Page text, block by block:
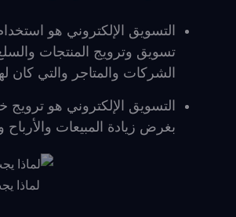
التسويق الإلكتروني هو
تسويق وترويج المنتجات
الشركات والمتاجر والتي كان
التسويق الإلكتروني هو
بغرض زيادة المبيعات
لماذا